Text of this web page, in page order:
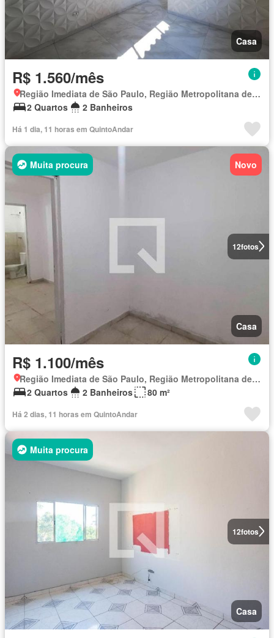
Casa
R$ 1.560/mês
Região Imediata de São Paulo, Região Metropolitana de São Paulo
2 Quartos
2 Banheiros
Há 1 dia, 11 horas em QuintoAndar
12fotos
Muita procura Novo
Casa
R$ 1.100/mês
Região Imediata de São Paulo, Região Metropolitana de São Paulo
2 Quartos
2 Banheiros 80 m²
Há 2 dias, 11 horas em QuintoAndar
12fotos
Muita procura
Casa